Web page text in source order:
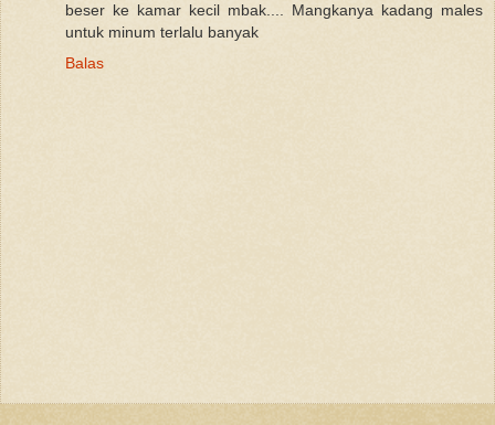
beser ke kamar kecil mbak.... Mangkanya kadang males
untuk minum terlalu banyak
Balas